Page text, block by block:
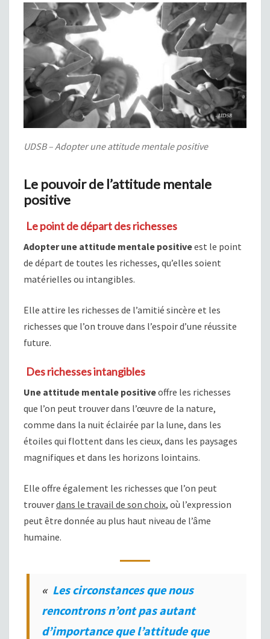
UDSB – Adopter une attitude mentale positive
Le pouvoir de l’attitude mentale
positive
Le point de départ des richesses
Adopter une attitude mentale positiveest le point
de départ de toutes les richesses, qu’elles soient
matérielles ou intangibles.
Elle attire les richesses de l’amitié sincère et les
richesses que l’on trouve dans l’espoir d’une réussite
future.
Des richesses intangibles
Une attitude mentale positiveoffre les richesses
que l’on peut trouver dans l’œuvre de la nature,
comme dans la nuit éclairée par la lune, dans les
étoiles qui flottent dans les cieux, dans les paysages
magnifiques et dans les horizons lointains.
Elle offre également les richesses que l’on peut
trouverdans le travail de son choix, où l’expression
peut être donnée au plus haut niveau de l’âme
humaine.
« Les circonstances que nous
rencontrons n’ont pas autant
d’importance que l’attitude que